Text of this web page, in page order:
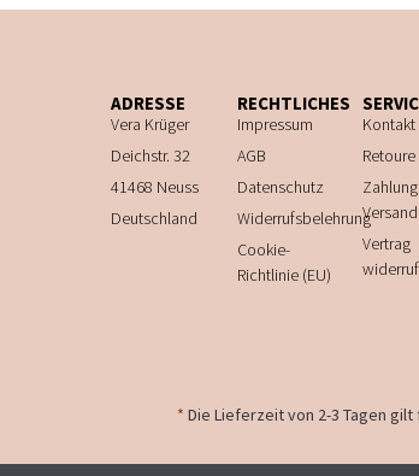
ADRESSE
Vera Krüger
Deichstr. 32
41468 Neuss
Deutschland
RECHTLICHES
Impressum
AGB
Datenschutz
Widerrufsbelehrung
Cookie-
Richtlinie (EU)
Kontakt
Retoure
Versand
Vertrag
* Die Lieferzeit von 2-3 Tagen